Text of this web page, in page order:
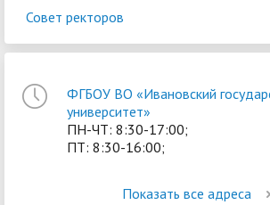
Совет ректоров
ФГБОУ ВО «Ивановский
университет»
ПН-ЧТ: 8:30-17:00;
ПТ: 8:30-16:00;
Показать все адреса